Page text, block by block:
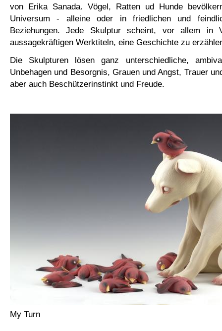
von Erika Sanada. Vögel, Ratten ud Hunde
Universum - alleine oder in friedlichen und
Beziehungen. Jede Skulptur scheint, vor allem in
aussagekräftigen Werktiteln, eine Geschichte zu
Die Skulpturen lösen ganz unterschiedliche,
Unbehagen und Besorgnis, Grauen und Angst, Trauer
aber auch Beschützerinstinkt und Freude.
My Turn